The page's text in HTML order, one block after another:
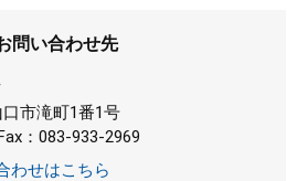
問い合わせ先
市滝町1番1号
：083-933-2969
わせはこちら